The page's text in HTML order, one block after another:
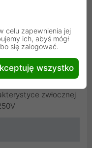
bezpiecznik
zwłocznej
celu zapewnienia jej
ich, abyś mógł
się zalogować.
wszystko